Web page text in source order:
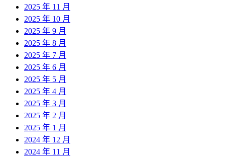
2025 年 11 月
2025 年 10 月
2025 年 9 月
2025 年 8 月
2025 年 7 月
2025 年 6 月
2025 年 5 月
2025 年 4 月
2025 年 3 月
2025 年 2 月
2025 年 1 月
2024 年 12 月
2024 年 11 月